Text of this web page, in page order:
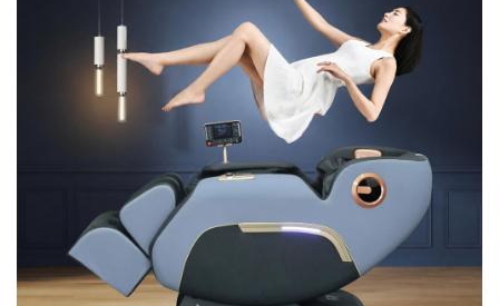
2.1 Ghế massage Queen Tech 4D giá tầm
trung tiết kiệm chi phí tối ưu
Siêu phẩm QE98 Pro được sản xuất 100% tại nhà máy
Queen Crown tại Việt Nam với dây chuyền sản xuất hiện
đại nên tối ưu được chi phí và chất lượng. Do đó ghế
massage có mức giá vừa túi tiền các gia đình Việt. Nếu
bạn đang muốn tìm một chiếc ghế massage Queen Tech
4D giá tốt cho gia đình thư giãn thì đừng bỏ qua QE98
Pro.